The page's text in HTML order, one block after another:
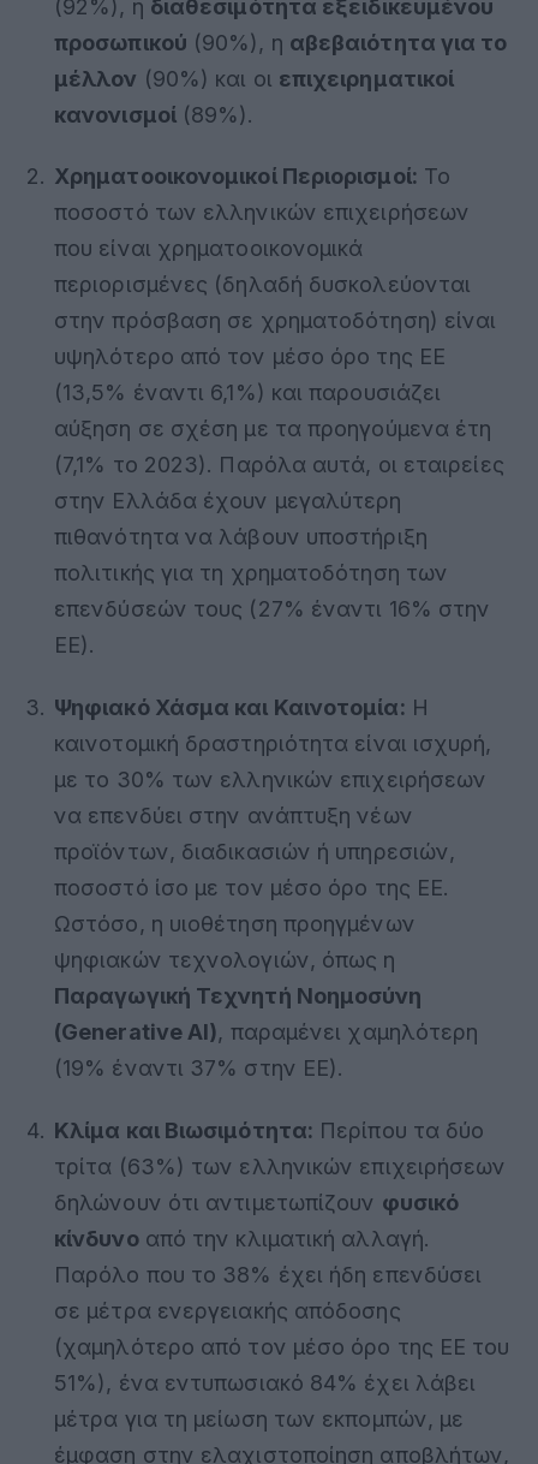
(92%), η διαθεσιμότητα εξειδικευμένου
προσωπικού (90%), η αβεβαιότητα για το
μέλλον (90%) και οι επιχειρηματικοί
κανονισμοί(89%).
Χρηματοοικονομικοί Περιορισμοί: Το
ποσοστό των ελληνικών επιχειρήσεων
που είναι χρηματοοικονομικά
περιορισμένες (δηλαδή δυσκολεύονται
στην πρόσβαση σε χρηματοδότηση) είναι
υψηλότερο από τον μέσο όρο της ΕΕ
(13,5% έναντι 6,1%) και παρουσιάζει
αύξηση σε σχέση με τα προηγούμενα έτη
(7,1% το 2023). Παρόλα αυτά, οι εταιρείες
στην Ελλάδα έχουν μεγαλύτερη
πιθανότητα να λάβουν υποστήριξη
πολιτικής για τη χρηματοδότηση των
επενδύσεών τους (27% έναντι 16% στην
ΕΕ).
Ψηφιακό Χάσμα και Καινοτομία: Η
καινοτομική δραστηριότητα είναι ισχυρή,
με το 30% των ελληνικών επιχειρήσεων
να επενδύει στην ανάπτυξη νέων
προϊόντων, διαδικασιών ή υπηρεσιών,
ποσοστό ίσο με τον μέσο όρο της ΕΕ.
Ωστόσο, η υιοθέτηση προηγμένων
ψηφιακών τεχνολογιών, όπως η
Παραγωγική Τεχνητή Νοημοσύνη
(Generative AI), παραμένει χαμηλότερη
(19% έναντι 37% στην ΕΕ).
Κλίμα και Βιωσιμότητα: Περίπου τα δύο
τρίτα (63%) των ελληνικών επιχειρήσεων
δηλώνουν ότι αντιμετωπίζουν φυσικό
κίνδυνοαπό την κλιματική αλλαγή.
Παρόλο που το 38% έχει ήδη επενδύσει
σε μέτρα ενεργειακής απόδοσης
(χαμηλότερο από τον μέσο όρο της ΕΕ του
51%), ένα εντυπωσιακό 84% έχει λάβει
μέτρα για τη μείωση των εκπομπών, με
έμφαση στην ελαχιστοποίηση αποβλήτων,